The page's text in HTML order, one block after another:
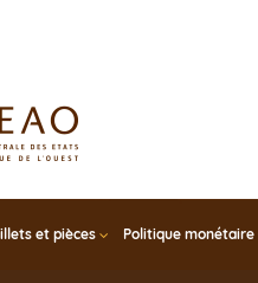
et pièces Politique monétaire